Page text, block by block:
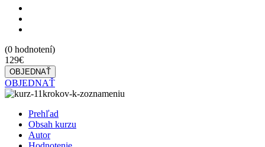
(0 hodnotení)
129€
OBJEDNAŤ
OBJEDNAŤ
Prehľad
Obsah kurzu
Autor